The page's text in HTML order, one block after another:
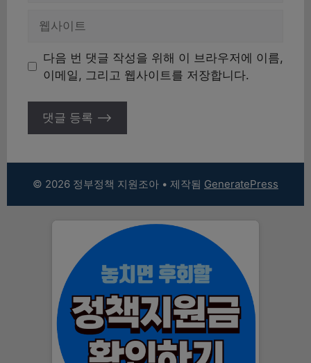
트
다음 번 댓글 작성을 위해 이 브라우저에 이름,
이메일, 그리고 웹사이트를 저장합니다.
© 2026 정부정책 지원조아 • 제작됨 GeneratePress